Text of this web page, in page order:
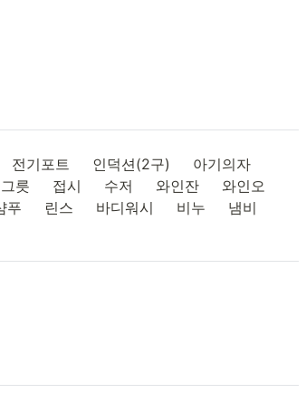
전기포트     인덕션(2구)     아기의자
릇     접시     수저     와인잔     와인오
린스     바디워시     비누     냄비